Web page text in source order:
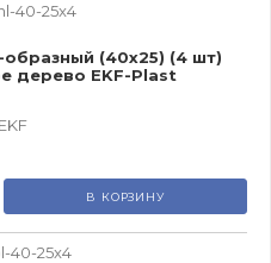
40-25x4
образный (40х25) (4 шт)
дерево EKF-Plast
EKF
В КОРЗИНУ
40-25x4